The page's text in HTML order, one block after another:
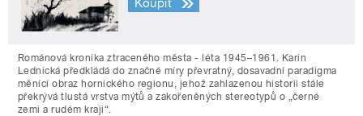
Koupit
Románová kronika ztraceného města - léta 1945–1961. Karin
Lednická předkládá do značné míry převratný, dosavadní paradigma
měnící obraz hornického regionu, jehož zahlazenou historii stále
překrývá tlustá vrstva mýtů a zakořeněných stereotypů o „černé
zemi a rudém kraji“.